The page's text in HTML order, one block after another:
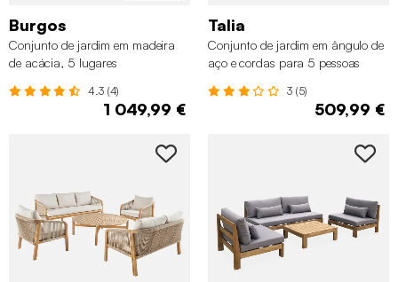
Burgos
Conjunto de jardim em madeira
de acácia, 5 lugares
4.3 (4)
1 049,99 €
Talia
Conjunto de jardim em ângulo de
aço e cordas para 5 pessoas
3 (5)
509,99 €